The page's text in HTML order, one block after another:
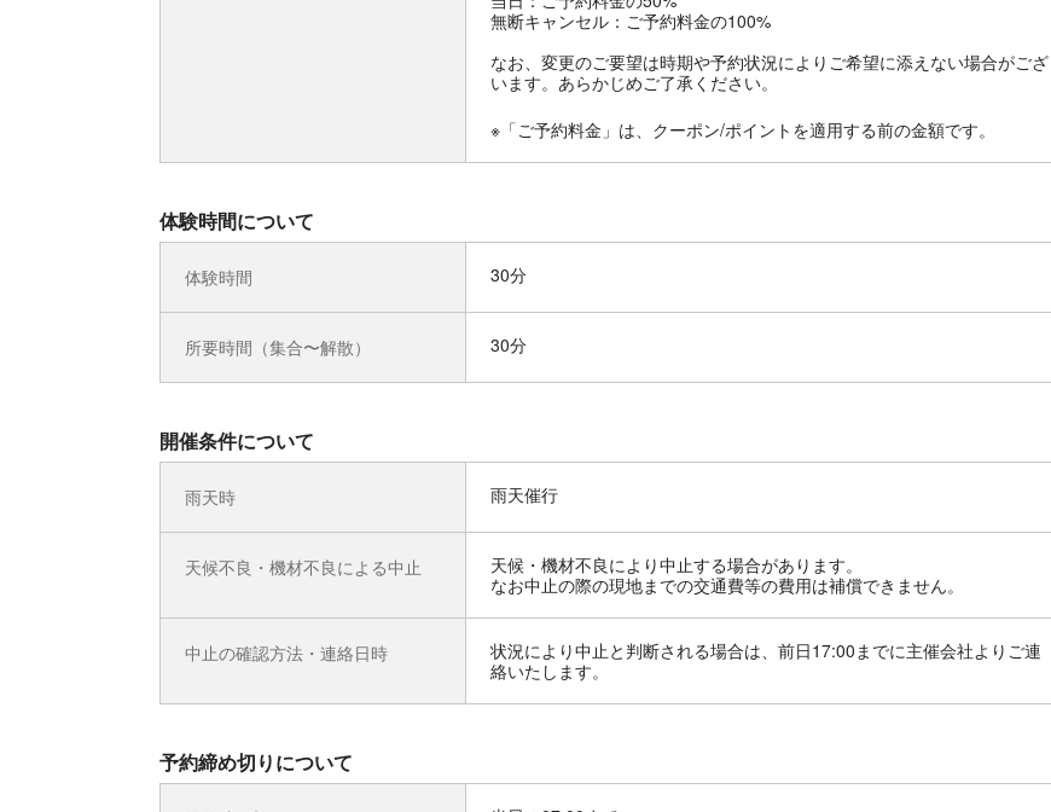
無断キャンセル：ご予約料金の100%
なお、変更のご要望は時期や予約状況によりご希望に添えない場合がござ
います。あらかじめご了承ください。
※「ご予約料金」は、クーポン/ポイントを適用する前の金額です。
体験時間について
体験時間 30分
所要時間（集合〜解散） 30分
開催条件について
雨天時 雨天催行
天候不良・機材不良による中止
天候・機材不良により中止する場合があります。
なお中止の際の現地までの交通費等の費用は補償できません。
中止の確認方法・連絡日時
状況により中止と判断される場合は、前日17:00までに主催会社よりご連
絡いたします。
予約締め切りについて